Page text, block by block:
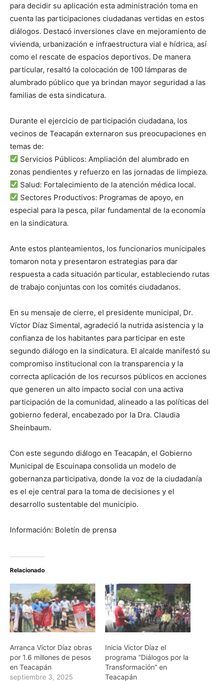
para decidir su aplicación esta administración toma en
cuenta las participaciones ciudadanas vertidas en estos
diálogos. Destacó inversiones clave en mejoramiento de
vivienda, urbanización e infraestructura vial e hídrica, así
como el rescate de espacios deportivos. De manera
particular, resaltó la colocación de 100 lámparas de
alumbrado público que ya brindan mayor seguridad a las
familias de esta sindicatura.
Durante el ejercicio de participación ciudadana, los
vecinos de Teacapán externaron sus preocupaciones en
temas de:
Servicios Públicos: Ampliación del alumbrado en
zonas pendientes y refuerzo en las jornadas de limpieza.
Salud: Fortalecimiento de la atención médica local.
Sectores Productivos: Programas de apoyo, en
especial para la pesca, pilar fundamental de la economía
en la sindicatura.
Ante estos planteamientos, los funcionarios municipales
tomaron nota y presentaron estrategias para dar
respuesta a cada situación particular, estableciendo rutas
de trabajo conjuntas con los comités ciudadanos.
En su mensaje de cierre, el presidente municipal, Dr.
Víctor Díaz Simental, agradeció la nutrida asistencia y la
confianza de los habitantes para participar en este
segundo diálogo en la sindicatura. El alcalde manifestó su
compromiso institucional con la transparencia y la
correcta aplicación de los recursos públicos en acciones
que generen un alto impacto social con una activa
participación de la comunidad, alineado a las políticas del
gobierno federal, encabezado por la Dra. Claudia
Sheinbaum.
Con este segundo diálogo en Teacapán, el Gobierno
Municipal de Escuinapa consolida un modelo de
gobernanza participativa, donde la voz de la ciudadanía
es el eje central para la toma de decisiones y el
desarrollo sustentable del municipio.
Información: Boletín de prensa
Relacionado
Arranca Víctor Díaz obras
por 1.6 millones de pesos
en Teacapán
septiembre 3, 2025
Inicia Victor Díaz el
programa “Diálogos por la
Transformación” en
Teacapán